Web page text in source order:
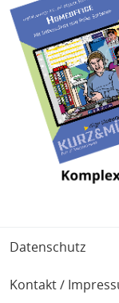
Datenschutz
Kontakt /